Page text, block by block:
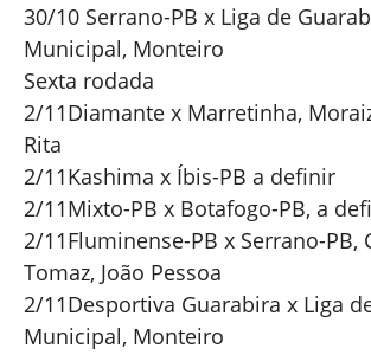
30/10 Serrano-PB x Liga de
Municipal, Monteiro
Sexta rodada
2/11Diamante x Marretinha,
Rita
2/11Kashima x Íbis-PB a definir
2/11Mixto-PB x Botafogo-PB, a
2/11Fluminense-PB x Serrano-PB,
Tomaz, João Pessoa
2/11Desportiva Guarabira x Liga
Municipal, Monteiro